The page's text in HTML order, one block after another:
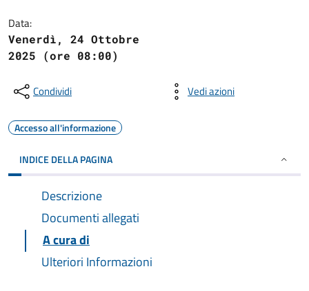
Data:
Venerdì, 24 Ottobre
2025 (ore 08:00)
Condividi Vedi azioni
Accesso all'informazione
INDICE DELLA PAGINA
Descrizione
Documenti allegati
A cura di
Ulteriori Informazioni